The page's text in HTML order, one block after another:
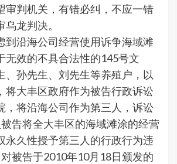
判机关，有错必纠，不应一错
龙判决。
沿海公司经营使用诉争海域滩
无效的不具合法性的145号文
、孙先生、刘先生等养殖户，以
将大丰区政府作为被告行政诉讼
，将沿海公司作为第三人，诉讼
告将全大丰区的海域滩涂的经营
永久性授予第三人的行政行为违
被告于2010年10月18日颁发的